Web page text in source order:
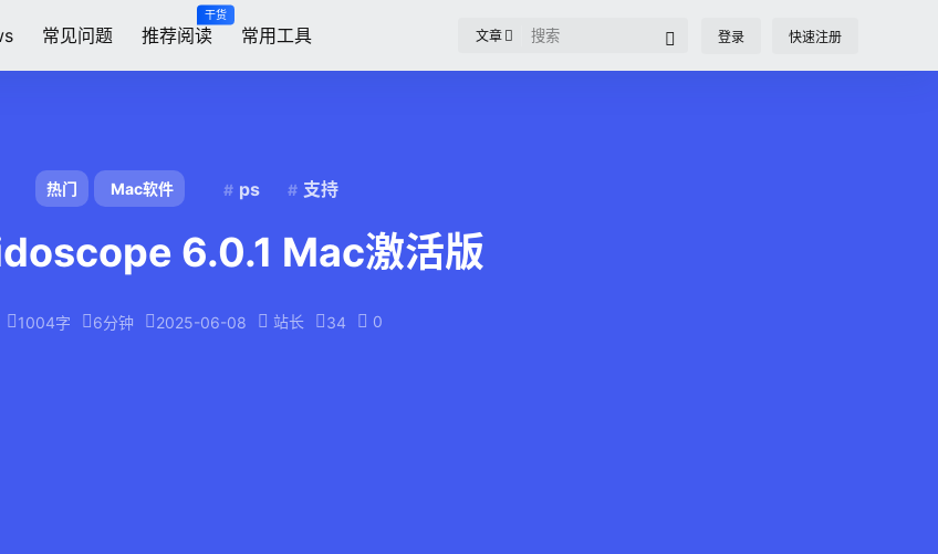
常见问题 推荐阅读
干货
常用工具 文章 登录 快速注册
热门 Mac软件 ps 支持
6.0.1 Mac激活版
1004字 6分钟 2025-06-08 站长 34 0